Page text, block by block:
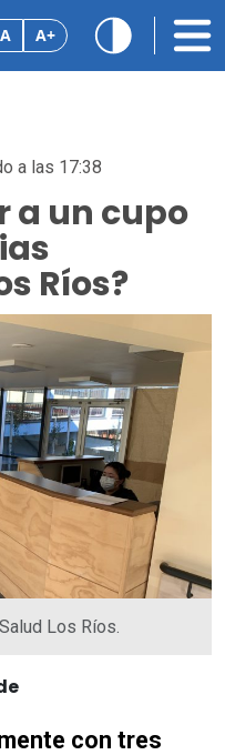
A+
a las 17:38
a un cupo
Ríos?
Los Ríos.
con tres